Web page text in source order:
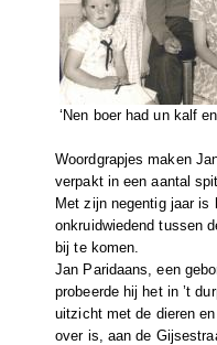
‘Nen boer had un kalf
Woordgrapjes maken
verpakt in een aantal
Met zijn negentig jaar
onkruidwiedend tussen
bij te komen.
Jan Paridaans, een
probeerde hij het in ’t
uitzicht met de dieren
over is, aan de